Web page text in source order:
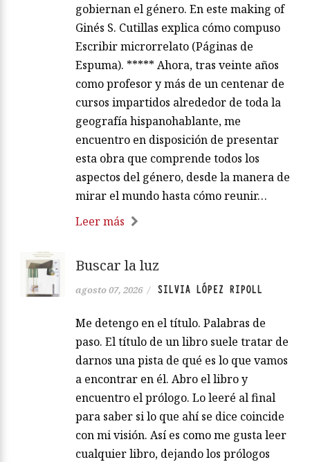
gobiernan el género. En este making of
Ginés S. Cutillas explica cómo compuso
Escribir microrrelato (Páginas de
Espuma). ***** Ahora, tras veinte años
como profesor y más de un centenar de
cursos impartidos alrededor de toda la
geografía hispanohablante, me
encuentro en disposición de presentar
esta obra que comprende todos los
aspectos del género, desde la manera de
mirar el mundo hasta cómo reunir…
Leer más
Buscar la luz
agosto 07, 2026 / SILVIA LÓPEZ RIPOLL
Me detengo en el título. Palabras de
paso. El título de un libro suele tratar de
darnos una pista de qué es lo que vamos
a encontrar en él. Abro el libro y
encuentro el prólogo. Lo leeré al final
para saber si lo que ahí se dice coincide
con mi visión. Así es como me gusta leer
cualquier libro, dejando los prólogos